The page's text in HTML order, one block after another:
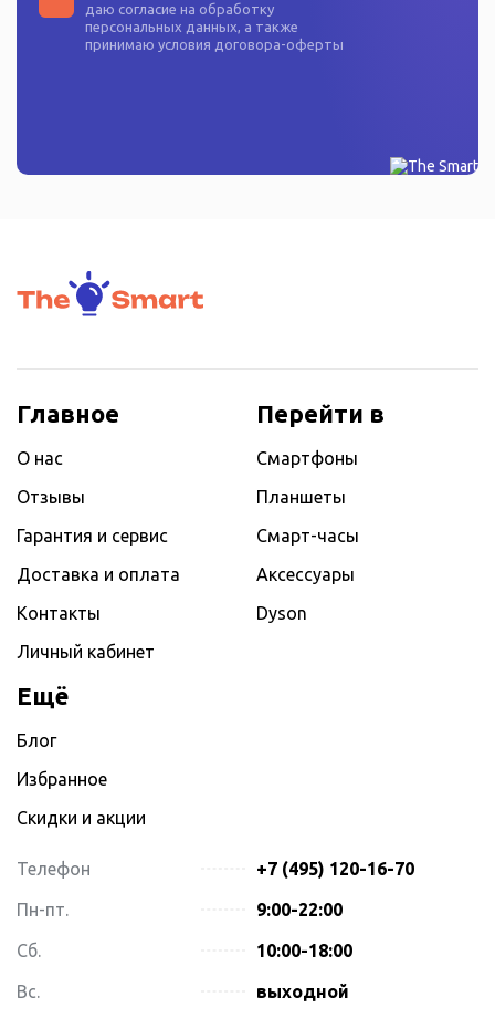
даю согласие на обработку
персональных данных, а также
принимаю условия договора-оферты
Главное
О нас
Отзывы
Гарантия и сервис
Доставка и оплата
Контакты
Личный кабинет
Перейти в
Смартфоны
Планшеты
Смарт-часы
Аксессуары
Dyson
Ещё
Блог
Избранное
Скидки и акции
Телефон +7 (495) 120-16-70
Пн-пт. 9:00-22:00
Сб. 10:00-18:00
Вс. выходной